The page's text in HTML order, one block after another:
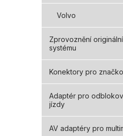
Volvo
Zprovoznění
systému
Konektory pro
Adaptér pro
jízdy
AV adaptéry pro